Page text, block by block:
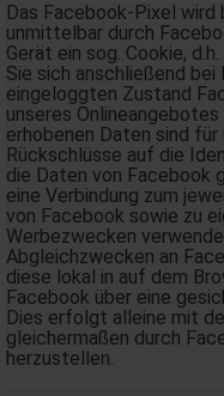
Das Facebook-Pixel
unmittelbar durch
Gerät ein sog. Cookie,
Sie sich anschließend
eingeloggten Zustand
unseres
erhobenen Daten sind für
Rückschlüsse auf die
die Daten von Facebook
eine Verbindung zum
von Facebook sowie zu
Werbezwecken
Abgleichzwecken an
diese lokal in auf dem
Facebook über eine
Dies erfolgt alleine mit
gleichermaßen durch
herzustellen.